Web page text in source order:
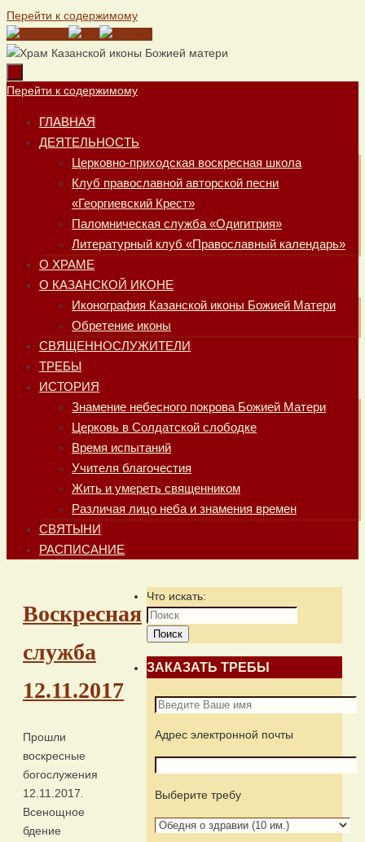
Перейти к содержимому
Перейти к содержимому
ГЛАВНАЯ
ДЕЯТЕЛЬНОСТЬ
Церковно-приходская воскресная школа
Клуб православной авторской песни
«Георгиевский Крест»
Паломническая служба «Одигитрия»
Литературный клуб «Православный календарь»
О ХРАМЕ
О КАЗАНСКОЙ ИКОНЕ
Иконография Казанской иконы Божией Матери
Обретение иконы
СВЯЩЕННОСЛУЖИТЕЛИ
ТРЕБЫ
ИСТОРИЯ
Знамение небесного покрова Божией Матери
Церковь в Солдатской слободке
Время испытаний
Учителя благочестия
Жить и умереть священником
Различая лицо неба и знамения времен
СВЯТЫНИ
РАСПИСАНИЕ
Воскресная
служба
12.11.2017
Прошли
воскресные
богослужения
12.11.2017.
Всенощное
бдение
Что искать:
Поиск
ЗАКАЗАТЬ ТРЕБЫ
Адрес электронной почты
Выберите требу